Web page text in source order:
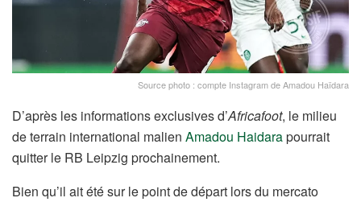
Source photo : compte Instagram de Amadou Haïdara
D’après les informations exclusives d’Africafoot, le milieu
de terrain international malien Amadou Haidarapourrait
quitter le RB Leipzig prochainement.
Bien qu’il ait été sur le point de départ lors du mercato